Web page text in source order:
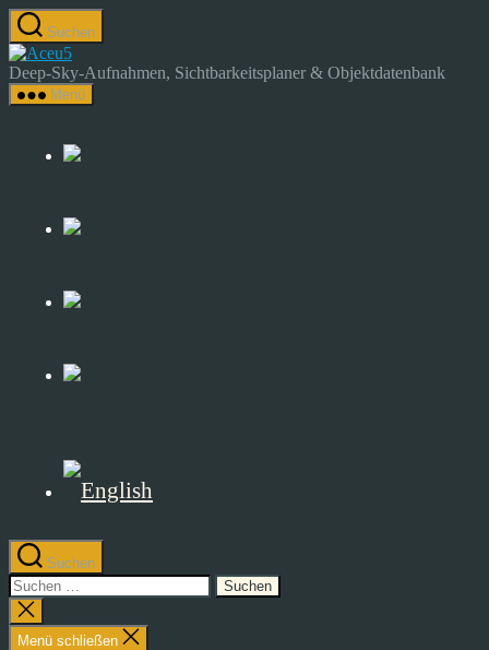
Zum
Inhalt
springen
Suchen
Astrocamp
–
Astrofotografie
Sky-
Deep-Sky-Aufnahmen, Sichtbarkeitsplaner & Objektdatenbank
Menü
Suchen
Suchen
nach:
Suche
schließen
Menü schließen